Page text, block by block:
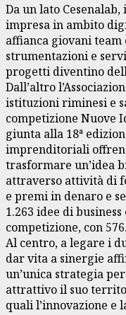
Da un lato
impresa in ambito
affianca giovani
strumentazioni e
progetti diventino
Dall’altro
istituzioni riminesi e
competizione Nuove
giunta alla 18ª
imprenditoriali
trasformare un’idea
attraverso attività di
e premi in denaro e
1.263 idee di
competizione, con
Al centro, a legare i
dar vita a sinergie
un’unica strategia
attrattivo il suo
quali l’innovazione e